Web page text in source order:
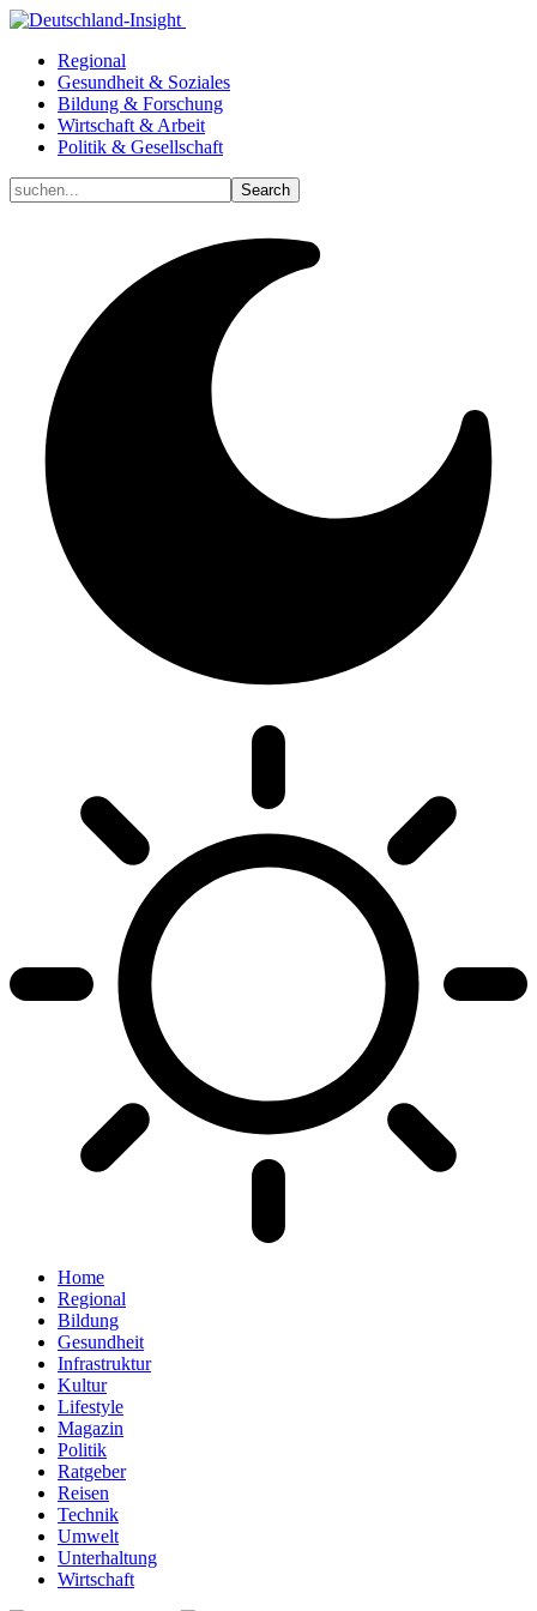
Regional
Gesundheit & Soziales
Bildung & Forschung
Wirtschaft & Arbeit
Politik & Gesellschaft
Home
Regional
Bildung
Gesundheit
Infrastruktur
Kultur
Lifestyle
Magazin
Politik
Ratgeber
Reisen
Technik
Umwelt
Unterhaltung
Wirtschaft